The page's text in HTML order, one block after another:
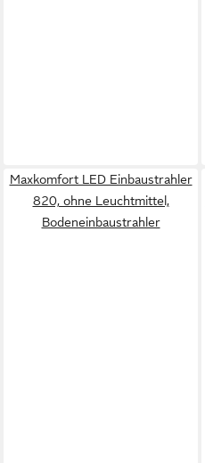
Maxkomfort LED Einbaustrahler
820, ohne Leuchtmittel,
Bodeneinbaustrahler